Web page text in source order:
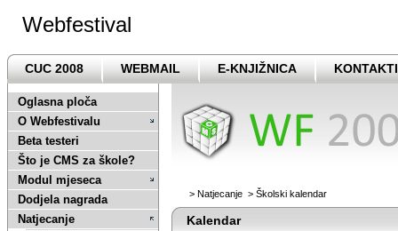
Webfestival
CUC 2008 WEBMAIL E-KNJIŽNICA KONTAKTI
Oglasna ploča
O Webfestivalu
Beta testeri
Što je CMS za škole?
Modul mjeseca
Dodjela nagrada
Natjecanje
> Natjecanje> Školski kalendar
Kalendar